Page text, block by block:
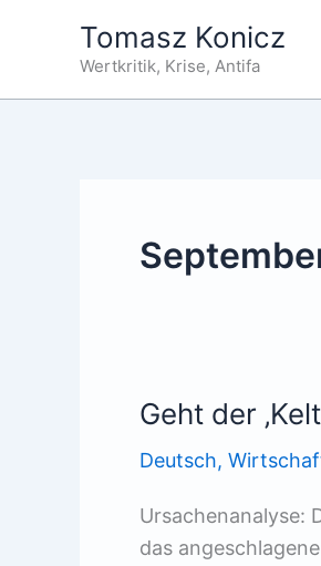
Tomasz Konicz
Wertkritik, Krise, Antifa
Geht der
Deutsch,
Ursachenanalyse:
das